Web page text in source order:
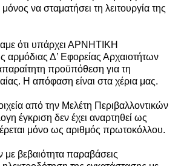
να σταματήσει τη λειτουργία της
ότι υπάρχει ΑΡΝΗΤΙΚΗ
Δ’ Εφορείας Αρχαιοτήτων
προϋπόθεση για τη
Η απόφαση είναι στα χέρια μας.
από την Μελέτη Περιβαλλοντικών
έγκριση δεν έχει αναρτηθεί ως
μόνο ως αριθμός πρωτοκόλλου.
βεβαιότητα παραβάσεις